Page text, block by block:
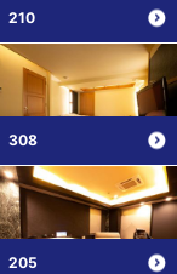
210
308
205